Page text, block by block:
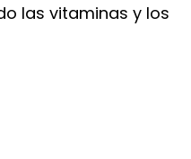
las vitaminas y los